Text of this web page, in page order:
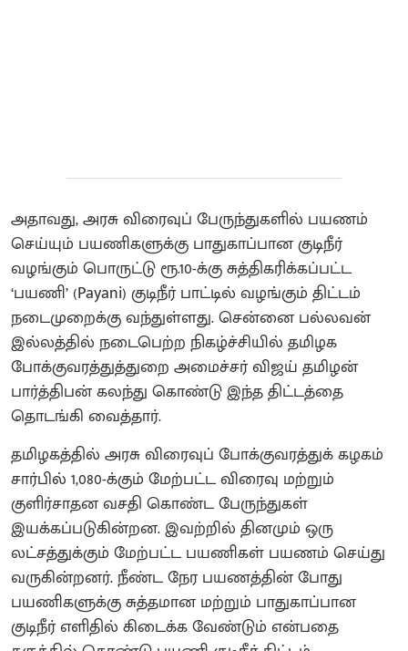
அதாவது, அரசு விரைவுப் பேருந்துகளில் பயணம்
செய்யும் பயணிகளுக்கு பாதுகாப்பான குடிநீர்
வழங்கும் பொருட்டு ரூ.10-க்கு சுத்திகரிக்கப்பட்ட
‘பயணி’ (Payani) குடிநீர் பாட்டில் வழங்கும் திட்டம்
நடைமுறைக்கு வந்துள்ளது. சென்னை பல்லவன்
இல்லத்தில் நடைபெற்ற நிகழ்ச்சியில் தமிழக
போக்குவரத்துத்துறை அமைச்சர் விஜய் தமிழன்
பார்த்திபன் கலந்து கொண்டு இந்த திட்டத்தை
தொடங்கி வைத்தார்.
தமிழகத்தில் அரசு விரைவுப் போக்குவரத்துக் கழகம்
சார்பில் 1,080-க்கும் மேற்பட்ட விரைவு மற்றும்
குளிர்சாதன வசதி கொண்ட பேருந்துகள்
இயக்கப்படுகின்றன. இவற்றில் தினமும் ஒரு
லட்சத்துக்கும் மேற்பட்ட பயணிகள் பயணம் செய்து
வருகின்றனர். நீண்ட நேர பயணத்தின் போது
பயணிகளுக்கு சுத்தமான மற்றும் பாதுகாப்பான
குடிநீர் எளிதில் கிடைக்க வேண்டும் என்பதை